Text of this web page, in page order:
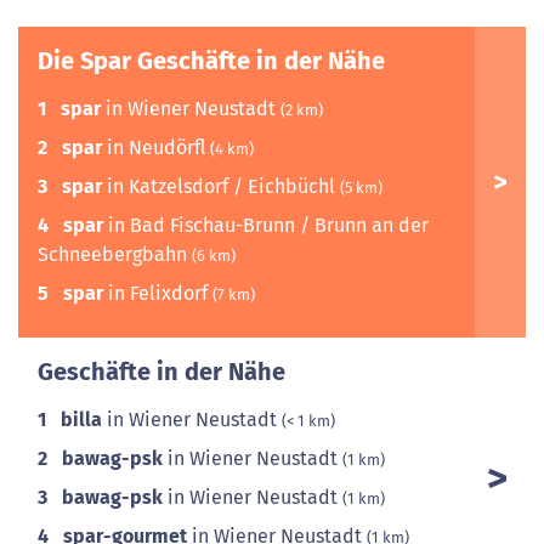
Die Spar Geschäfte in der Nähe
1 sparin Wiener Neustadt (2 km)
2 sparin Neudörfl (4 km)
3 sparin Katzelsdorf / Eichbüchl (5 km)
4 sparin Bad Fischau-Brunn / Brunn an der
Schneebergbahn (6 km)
5 sparin Felixdorf (7 km)
Geschäfte in der Nähe
1 billa in Wiener Neustadt (< 1 km)
2 bawag-psk in Wiener Neustadt (1 km)
3 bawag-psk in Wiener Neustadt (1 km)
4 spar-gourmet in Wiener Neustadt (1 km)